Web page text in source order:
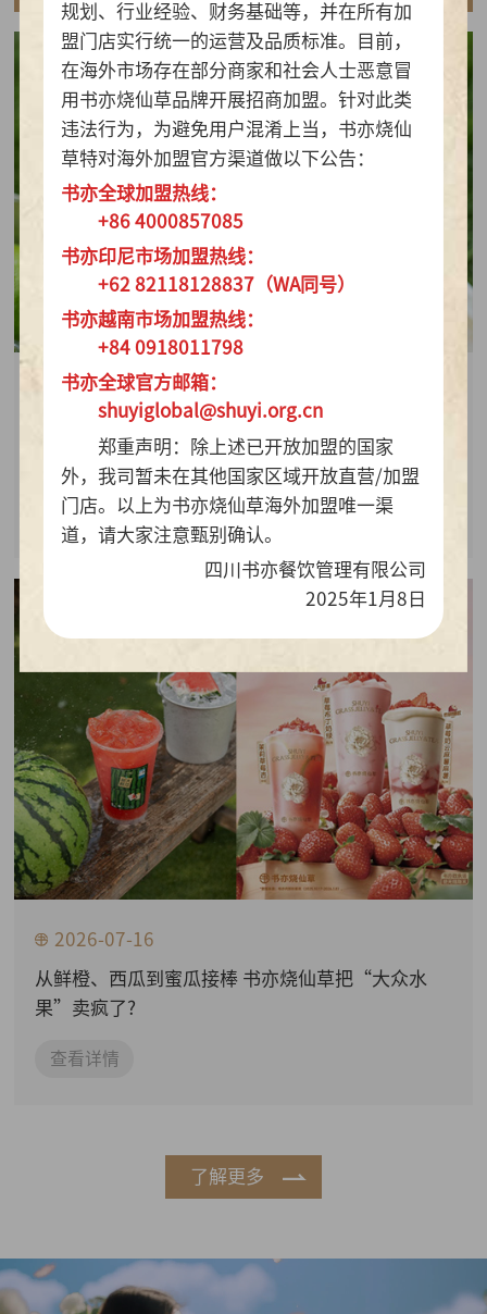
2026-07-28
质价比持续热销
查看详情
2026-07-16
从鲜橙、西瓜到蜜瓜接棒 书亦烧仙草把“大众水
果”卖疯了?
查看详情
了解更多
规划、行业经验、财务基础等，并在所有加
盟门店实行统一的运营及品质标准。目前，
在海外市场存在部分商家和社会人士恶意冒
用书亦烧仙草品牌开展招商加盟。针对此类
违法行为，为避免用户混淆上当，书亦烧仙
草特对海外加盟官方渠道做以下公告：
书亦全球加盟热线：
+86 4000857085
书亦印尼市场加盟热线：
+62 82118128837（WA同号）
书亦越南市场加盟热线：
+84 0918011798
书亦全球官方邮箱：
shuyiglobal@shuyi.org.cn
郑重声明：除上述已开放加盟的国家
外，我司暂未在其他国家区域开放直营/加盟
门店。以上为书亦烧仙草海外加盟唯一渠
道，请大家注意甄别确认。
四川书亦餐饮管理有限公司
2025年1月8日